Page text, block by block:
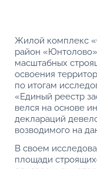
Жилой комплекс
район
масштабных
освоения
по итогам
«Единый реестр
велся на основе
деклараций
возводимого на
В своем
площади